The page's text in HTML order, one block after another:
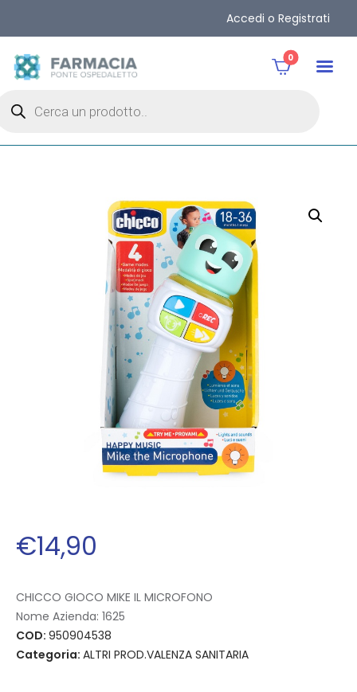
Accedi o Registrati
0
€14,90
CHICCO GIOCO MIKE IL MICROFONO
Nome Azienda: 1625
COD: 950904538
Categoria: ALTRI PROD.VALENZA SANITARIA